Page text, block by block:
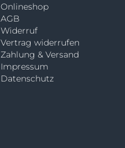
Onlineshop
AGB
Widerruf
Vertrag widerrufen
Zahlung & Versand
Impressum
Datenschutz